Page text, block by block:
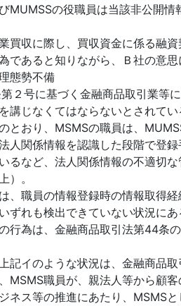
MUMSSの役職員は当該非公開
買収に際し、買収資金に係る融
であると知りながら、Ｂ社の意
態勢不備
２号に基づく金融商品取引業等
講じなくてはならないとされてい
とおり、MSMSの職員は、
人関係情報を認識した段階で登
るなど、法人関係情報の不適切
）。
、職員の情報登録時の情報取得
ずれも検出できていない状況に
行為は、金融商品取引法第44条
記イのような状況は、金融商品
MSMS職員が、親法人等から顧
ネス等の推進にあたり、MSMS